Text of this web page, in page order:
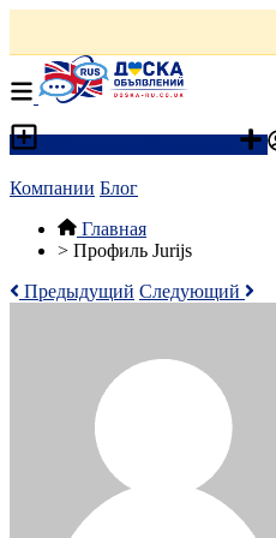
Компании Блог
Главная
> Профиль Jurijs
Предыдущий Следующий